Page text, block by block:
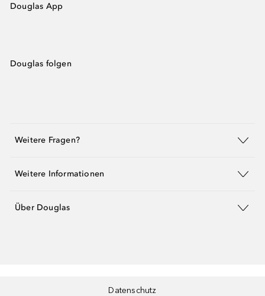
Douglas App
Douglas folgen
Weitere Fragen?
Weitere Informationen
Über Douglas
Datenschutz